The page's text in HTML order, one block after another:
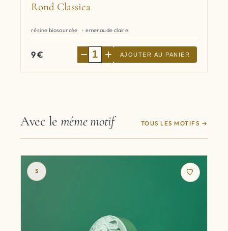
Rond Classica
résine biosourcée emeraude claire
9€ − + AJOUTER AU PANIER
Avec le même motif TOUS LES MOTIFS
S